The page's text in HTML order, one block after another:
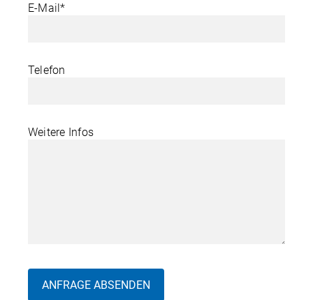
E-Mail*
Telefon
Weitere Infos